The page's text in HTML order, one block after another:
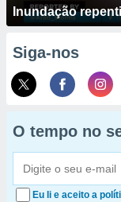
Inundação
Siga-nos
O tempo no
Eu li e aceito a